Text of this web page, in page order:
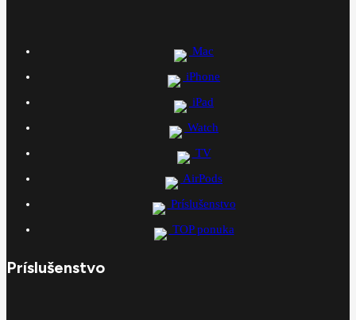
Mac
iPhone
iPad
Watch
TV
AirPods
Príslušenstvo
TOP ponuka
Príslušenstvo